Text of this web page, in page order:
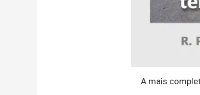
A mais